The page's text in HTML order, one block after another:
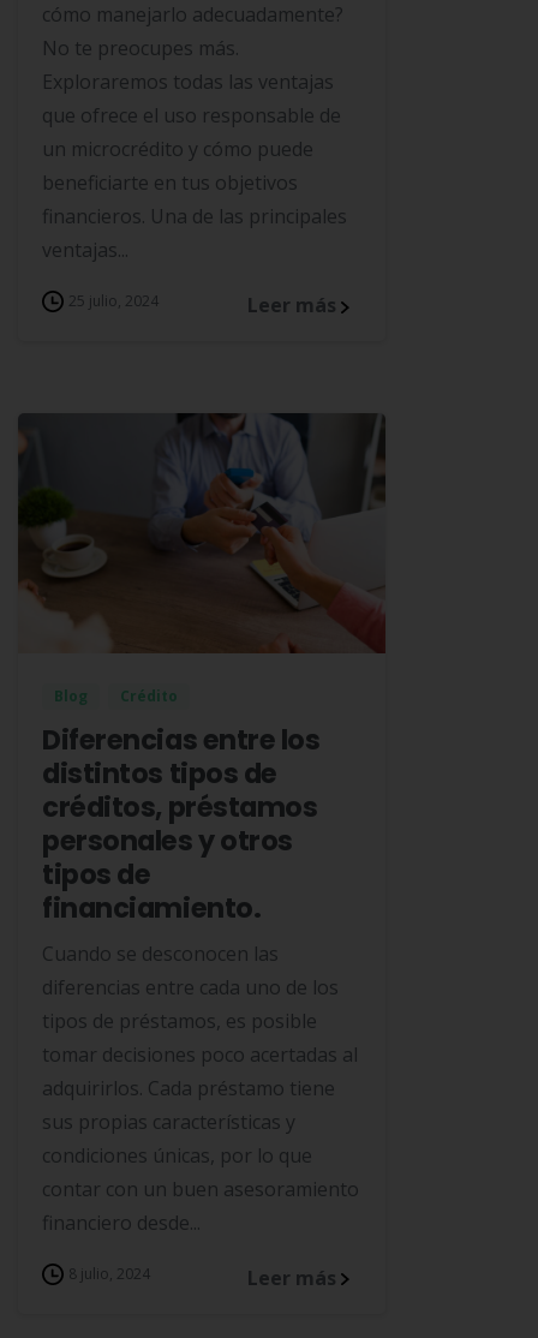
cómo manejarlo adecuadamente?
No te preocupes más.
Exploraremos todas las ventajas
que ofrece el uso responsable de
un microcrédito y cómo puede
beneficiarte en tus objetivos
financieros. Una de las principales
ventajas...
25 julio, 2024 Leer más
Blog Crédito
Diferencias entre los
distintos tipos de
créditos, préstamos
personales y otros
tipos de
financiamiento.
Cuando se desconocen las
diferencias entre cada uno de los
tipos de préstamos, es posible
tomar decisiones poco acertadas al
adquirirlos. Cada préstamo tiene
sus propias características y
condiciones únicas, por lo que
contar con un buen asesoramiento
financiero desde...
8 julio, 2024 Leer más